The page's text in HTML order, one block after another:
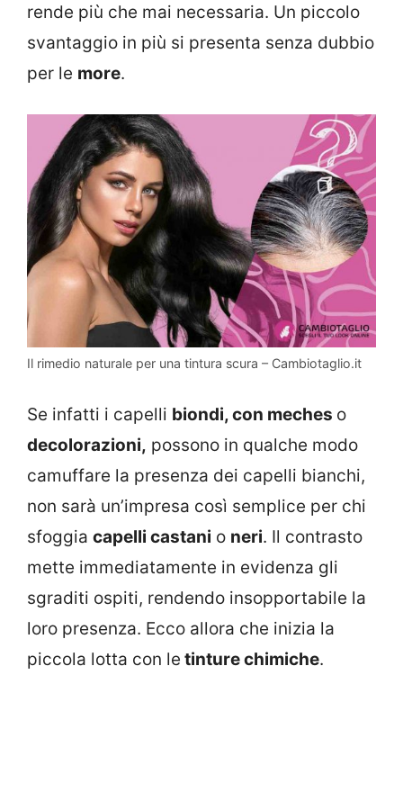
rende più che mai necessaria. Un piccolo
svantaggio in più si presenta senza dubbio
per le more.
Il rimedio naturale per una tintura scura – Cambiotaglio.it
Se infatti i capelli biondi, con meches o
decolorazioni, possono in qualche modo
camuffare la presenza dei capelli bianchi,
non sarà un’impresa così semplice per chi
sfoggia capelli castani o neri. Il contrasto
mette immediatamente in evidenza gli
sgraditi ospiti, rendendo insopportabile la
loro presenza. Ecco allora che inizia la
piccola lotta con le tinture chimiche.